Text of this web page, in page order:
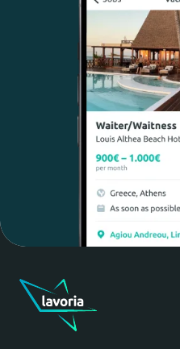
Maria, 28 Waiter
Yes, of course! I'll be ready.